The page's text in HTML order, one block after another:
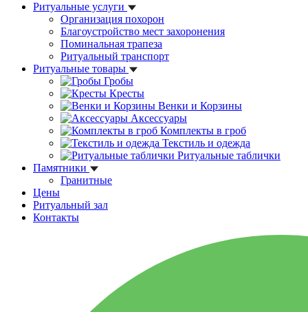
Ритуальные услуги
Организация похорон
Благоустройство мест захоронения
Поминальная трапеза
Ритуальный транспорт
Ритуальные товары
Гробы
Кресты
Венки и Корзины
Аксессуары
Комплекты в гроб
Текстиль и одежда
Ритуальные таблички
Памятники
Гранитные
Цены
Ритуальный зал
Контакты